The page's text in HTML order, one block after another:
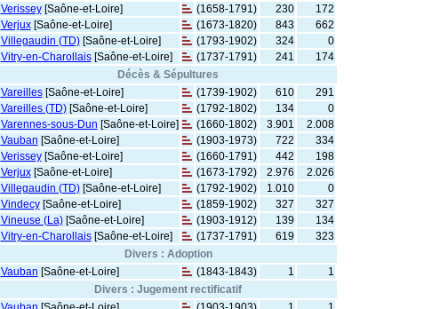
Verissey[Saône-et-Loire] (1658-1791) 230
172
Verjux[Saône-et-Loire] (1673-1820) 843
662
Villegaudin (TD)[Saône-et-Loire] (1793-1902) 324
0
Vitry-en-Charollais[Saône-et-Loire] (1737-1791) 241
174
Décès & Sépultures
Vareilles[Saône-et-Loire] (1739-1902) 610
291
Vareilles (TD)[Saône-et-Loire] (1792-1802) 134
0
Varennes-sous-Dun [Saône-et-Loire] (1660-1802) 3.901
2.008
Vauban [Saône-et-Loire] (1903-1973) 722
334
Verissey[Saône-et-Loire] (1660-1791) 442
198
Verjux[Saône-et-Loire] (1673-1792) 2.976
2.026
Villegaudin (TD)[Saône-et-Loire] (1792-1902) 1.010
0
Vindecy[Saône-et-Loire] (1859-1902) 327
327
Vineuse (La)[Saône-et-Loire] (1903-1912) 139
134
Vitry-en-Charollais[Saône-et-Loire] (1737-1791) 619
323
Divers : Adoption
Vauban [Saône-et-Loire] (1843-1843) 1
1
Divers : Jugement rectificatif